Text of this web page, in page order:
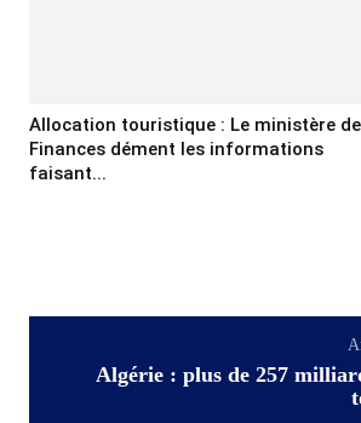
Allocation touristique : Le ministère
Finances dément les informations
faisant...
Algérie : plus de 257